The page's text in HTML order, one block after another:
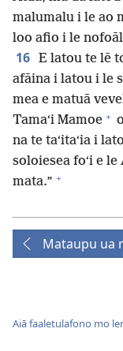
malumalu i le ao
loo afio i le
16 E latou te lē
afāina i latou i le
mea e matuā
Tamaʻi Mamoe +
na te taʻitaʻia i
soloiesea foʻi e
mata.” +
Mataupu ua
Aiā faaletulafono mo